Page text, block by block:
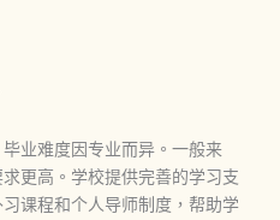
业难度因专业而异。一般来
更高。学校提供完善的学习支
课程和个人导师制度，帮助学